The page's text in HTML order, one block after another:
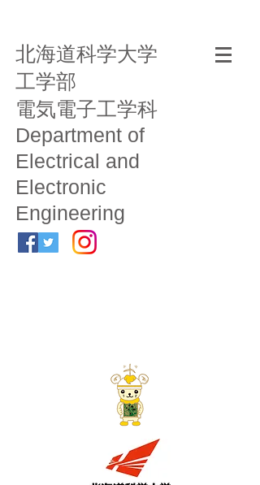
北海道科学大学
工学部
電気電子工学科
Department of
Electrical and
Electronic
Engineering